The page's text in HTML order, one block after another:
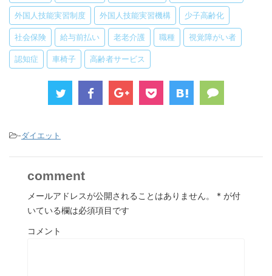
外国人技能実習制度 外国人技能実習機構 少子高齢化
社会保険 給与前払い 老老介護 職種 視覚障がい者
認知症 車椅子 高齢者サービス
-ダイエット
comment
メールアドレスが公開されることはありません。 * が付
いている欄は必須項目です
コメント